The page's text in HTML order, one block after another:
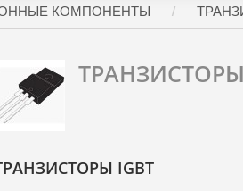
КОМПОНЕНТЫ
ТРАНЗИСТОРЫ
IGBT